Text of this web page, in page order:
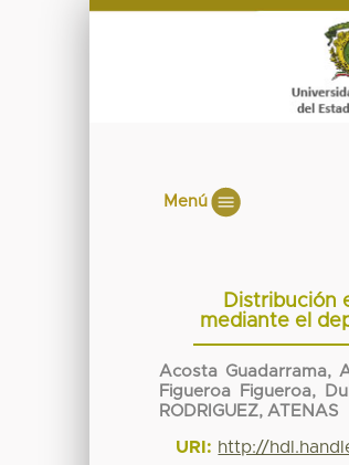
Menú
Distribución
mediante el
Acosta Guadarrama,
Figueroa Figueroa,
RODRIGUEZ, ATENAS
URI: http://